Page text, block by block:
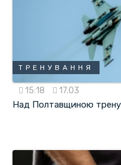
ТРЕНУВАННЯ
15:18 17.03
Над Полтавщиною